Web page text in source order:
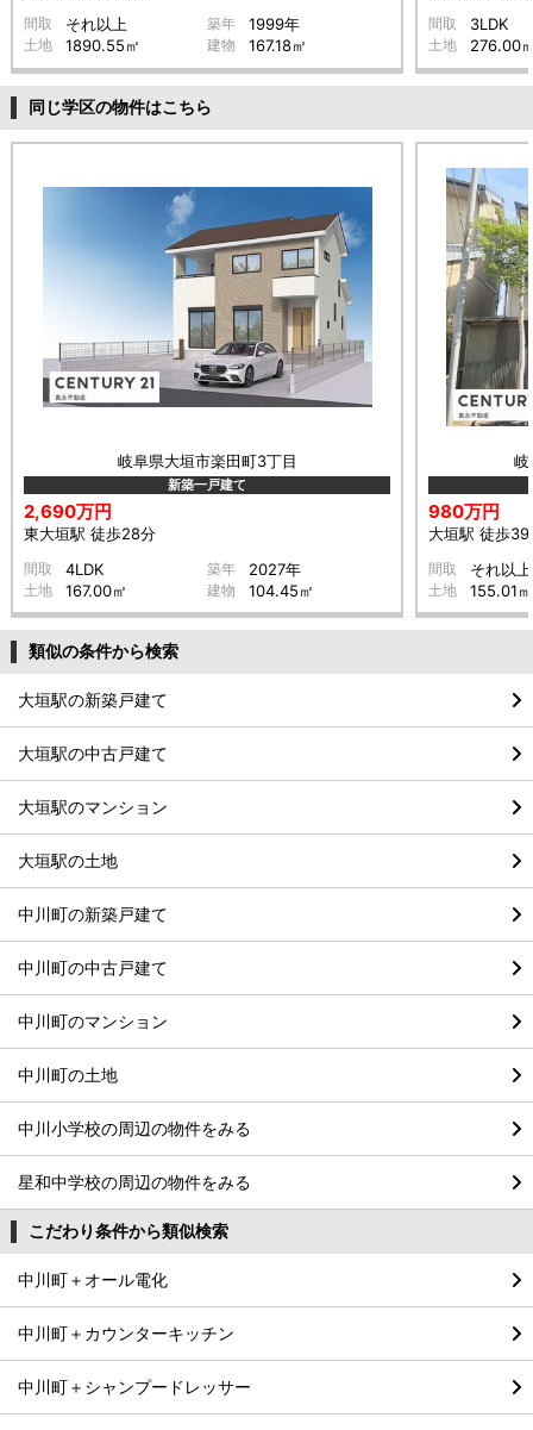
間取 それ以上 築年 1999年
土地 1890.55㎡ 建物 167.18㎡
間取 3LDK
土地 276.00
同じ学区の物件はこちら
岐阜県大垣市楽田町3丁目
新築一戸建て
2,690万円
東大垣駅 徒歩28分
間取 4LDK 築年 2027年
土地 167.00㎡ 建物 104.45㎡
岐
980万円
大垣駅 徒歩39
間取 それ以上
土地 155.01㎡
類似の条件から検索
大垣駅の新築戸建て
大垣駅の中古戸建て
大垣駅のマンション
大垣駅の土地
中川町の新築戸建て
中川町の中古戸建て
中川町のマンション
中川町の土地
中川小学校の周辺の物件をみる
星和中学校の周辺の物件をみる
こだわり条件から類似検索
中川町＋オール電化
中川町＋カウンターキッチン
中川町＋シャンプードレッサー